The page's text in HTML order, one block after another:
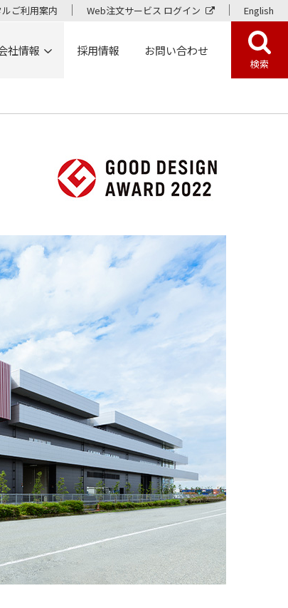
ルご利用案内 Web注文サービス ログイン English
社情報 採用情報 お問い合わせ
検索